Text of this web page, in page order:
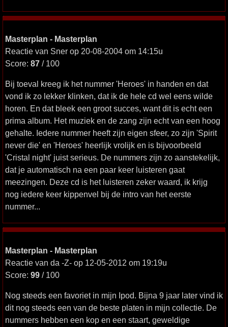
Masterplan - Masterplan
Reactie van Sner op 20-08-2004 om 14:15u
Score: 87 / 100
Bij toeval kreeg ik het nummer 'Heroes' in handen en dat
vond ik zo lekker klinken, dat ik de hele cd wel eens wilde
horen. En dat bleek een groot succes, want dit is echt een
prima album. Het muziek en de zang zijn echt van een hoog
gehalte. Iedere nummer heeft zijn eigen sfeer, zo zijn 'Spirit
never die' en 'Heroes' heerlijk vrolijk en is bijvoorbeeld
'Cristal night' juist serieus. De nummers zijn zo aanstekelijk,
dat je automatisch na een paar keer luisteren gaat
meezingen. Deze cd is het luisteren zeker waard, ik krijg
nog iedere keer kippenvel bij de intro van het eerste
nummer...
Masterplan - Masterplan
Reactie van da -Z- op 12-05-2012 om 19:19u
Score: 99 / 100
Nog steeds een favoriet in mijn Ipod. Bijna 9 jaar later vind ik
dit nog steeds een van de beste platen in mijn collectie. De
nummers hebben een kop en een staart, geweldige